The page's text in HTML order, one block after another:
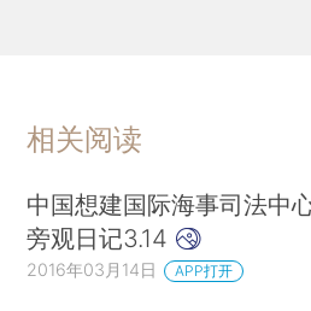
相关阅读
中国想建国际海事司法中
旁观日记3.14
2016年03月14日 APP打开